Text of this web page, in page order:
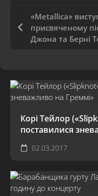
«Metallica»
присвяченому
Джона та Берні
Корі Тейлор
поставилися
02.03.2017